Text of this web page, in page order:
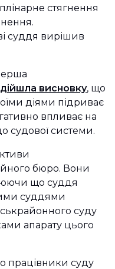
стягнення
суддя вирішив
дійшла висновку, що
діями підриває
впливає на
судової системи.
бюро. Вони
що суддя
суддями
суду
апарату цього
працівники суду